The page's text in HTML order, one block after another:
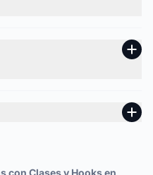
con Clases y Hooks en